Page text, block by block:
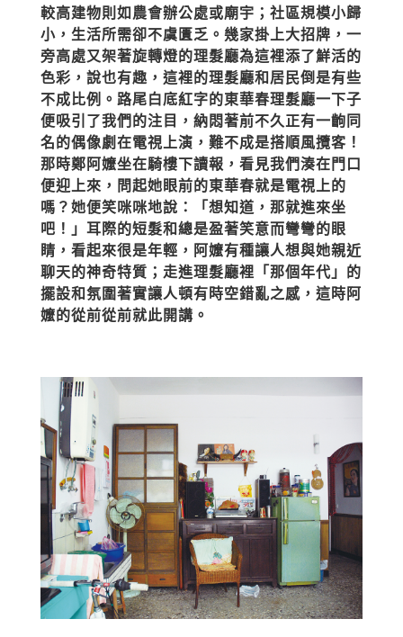
較高建物則如農會辦公處或廟宇；社區規模小歸
小，生活所需卻不虞匱乏。幾家掛上大招牌，一
旁高處又架著旋轉燈的理髮廳為這裡添了鮮活的
色彩，說也有趣，這裡的理髮廳和居民倒是有些
不成比例。路尾白底紅字的東華春理髮廳一下子
便吸引了我們的注目，納悶著前不久正有一齣同
名的偶像劇在電視上演，難不成是搭順風攬客！
那時鄭阿嬤坐在騎樓下讀報，看見我們湊在門口
便迎上來，問起她眼前的東華春就是電視上的
嗎？她便笑咪咪地說：「想知道，那就進來坐
吧！」耳際的短髮和總是盈著笑意而彎彎的眼
睛，看起來很是年輕，阿嬤有種讓人想與她親近
聊天的神奇特質；走進理髮廳裡「那個年代」的
擺設和氛圍著實讓人頓有時空錯亂之感，這時阿
嬤的從前從前就此開講。